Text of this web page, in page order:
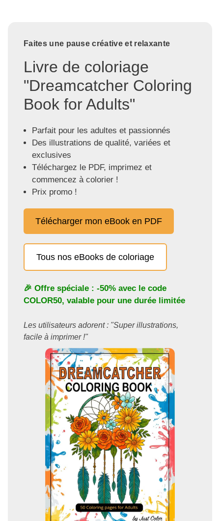
Faites une pause créative et relaxante
Livre de coloriage
"Dreamcatcher Coloring
Book for Adults"
Parfait pour les adultes et passionnés
Des illustrations de qualité, variées et
exclusives
Téléchargez le PDF, imprimez et
commencez à colorier !
Prix promo !
Télécharger mon eBook en PDF
Tous nos eBooks de coloriage
🎉 Offre spéciale : -50% avec le code
COLOR50, valable pour une durée limitée
Les utilisateurs adorent : "Super illustrations,
facile à imprimer !"